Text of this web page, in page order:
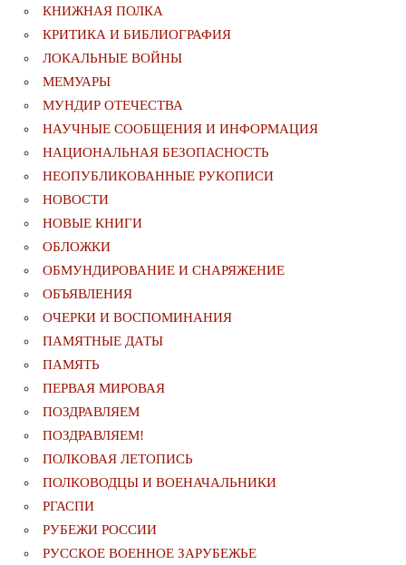
КНИЖНАЯ ПОЛКА
КРИТИКА И БИБЛИОГРАФИЯ
ЛОКАЛЬНЫЕ ВОЙНЫ
МЕМУАРЫ
МУНДИР ОТЕЧЕСТВА
НАУЧНЫЕ СООБЩЕНИЯ И ИНФОРМАЦИЯ
НАЦИОНАЛЬНАЯ БЕЗОПАСНОСТЬ
НЕОПУБЛИКОВАННЫЕ РУКОПИСИ
НОВОСТИ
НОВЫЕ КНИГИ
ОБЛОЖКИ
ОБМУНДИРОВАНИЕ И СНАРЯЖЕНИЕ
ОБЪЯВЛЕНИЯ
ОЧЕРКИ И ВОСПОМИНАНИЯ
ПАМЯТНЫЕ ДАТЫ
ПАМЯТЬ
ПЕРВАЯ МИРОВАЯ
ПОЗДРАВЛЯЕМ
ПОЗДРАВЛЯЕМ!
ПОЛКОВАЯ ЛЕТОПИСЬ
ПОЛКОВОДЦЫ И ВОЕНАЧАЛЬНИКИ
РГАСПИ
РУБЕЖИ РОССИИ
РУССКОЕ ВОЕННОЕ ЗАРУБЕЖЬЕ